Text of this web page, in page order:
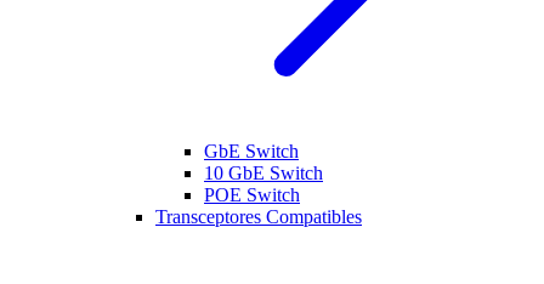
GbE Switch
10 GbE Switch
POE Switch
Transceptores Compatibles